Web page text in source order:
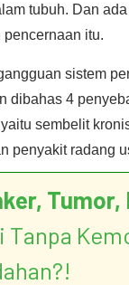
tubuh. Dan
itu.
sistem
dibahas 4
sembelit
penyakit radang
Tumor,
Tanpa